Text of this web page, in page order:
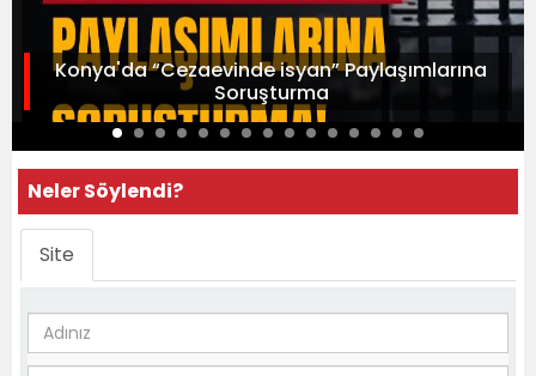
Konya'da “Cezaevinde isyan” Paylaşımlarına
Soruşturma
Neler Söylendi?
Site